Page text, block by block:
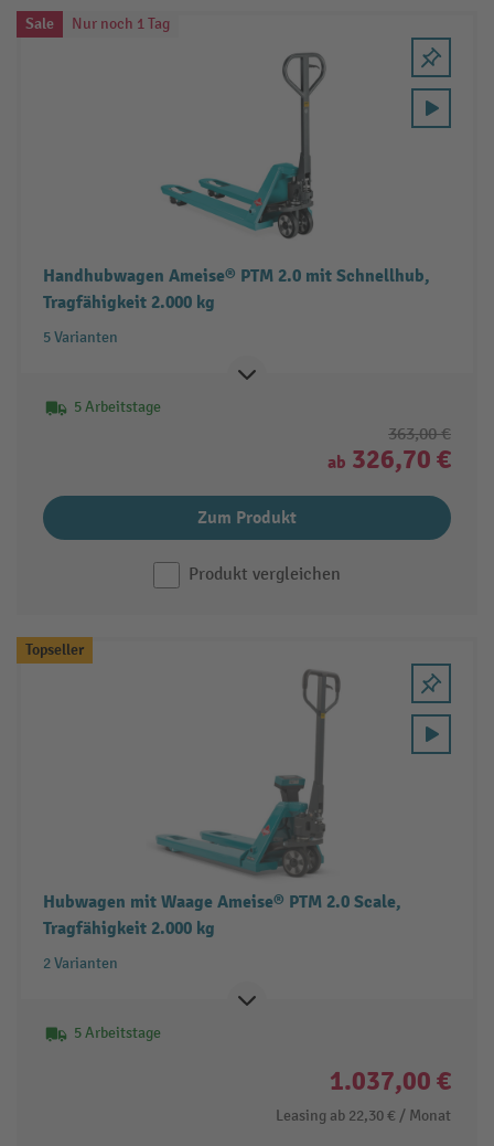
Sale Nur noch 1 Tag
Handhubwagen Ameise® PTM 2.0 mit Schnellhub,
Tragfähigkeit 2.000 kg
5 Varianten
5 Arbeitstage
363,00 €
ab 326,70 €
Zum Produkt
Produkt vergleichen
Topseller
Hubwagen mit Waage Ameise® PTM 2.0 Scale,
Tragfähigkeit 2.000 kg
2 Varianten
5 Arbeitstage
1.037,00 €
Leasing ab 22,30 € / Monat